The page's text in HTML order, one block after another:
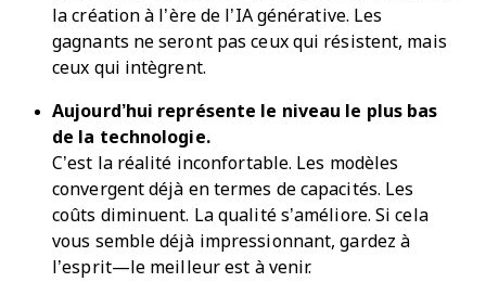
la création à l’ère de l’IA générative. Les
gagnants ne seront pas ceux qui résistent, mais
ceux qui intègrent.
Aujourd’hui représente le niveau le plus bas
de la technologie.
C’est la réalité inconfortable. Les modèles
convergent déjà en termes de capacités. Les
coûts diminuent. La qualité s’améliore. Si cela
vous semble déjà impressionnant, gardez à
l’esprit—le meilleur est à venir.